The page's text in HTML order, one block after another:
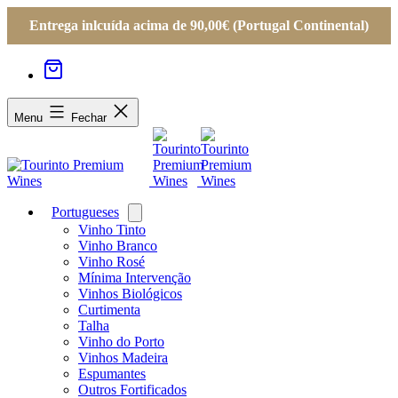
Entrega inlcuída acima de 90,00€ (Portugal Continental)
Menu Fechar
Portugueses
menu
Vinho Tinto
Vinho Branco
Vinho Rosé
Mínima Intervenção
Vinhos Biológicos
Curtimenta
Talha
Vinho do Porto
Vinhos Madeira
Espumantes
Outros Fortificados